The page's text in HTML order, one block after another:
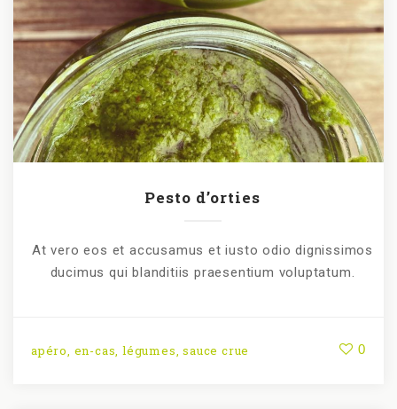
Pesto d’orties
At vero eos et accusamus et iusto odio dignissimos
ducimus qui blanditiis praesentium voluptatum.
apéro, en-cas,légumes,sauce crue 0